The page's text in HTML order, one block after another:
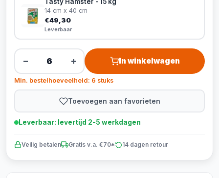
14 cm x 40 cm
€49,30
Leverbaar
− + In winkelwagen
Min. bestelhoeveelheid: 6 stuks
Toevoegen aan favorieten
Leverbaar: levertijd 2-5 werkdagen
Veilig betalen Gratis v.a. €70* 14 dagen retour